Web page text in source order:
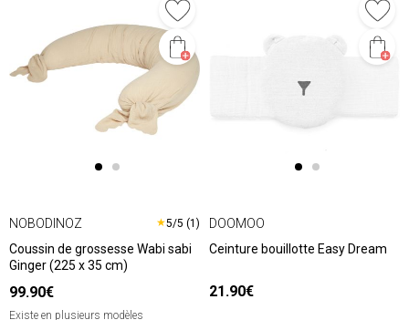
NOBODINOZ ★5/5 (1)
Coussin de grossesse Wabi sabi
Ginger (225 x 35 cm)
99.90€
Existe en plusieurs modèles
DOOMOO
Ceinture bouillotte Easy Dream
21.90€